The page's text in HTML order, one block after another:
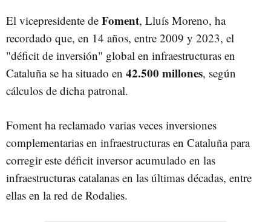
El vicepresidente de Foment, Lluís Moreno, ha
recordado que, en 14 años, entre 2009 y 2023, el
"déficit de inversión" global en infraestructuras en
Cataluña se ha situado en 42.500 millones, según
cálculos de dicha patronal.
Foment ha reclamado varias veces inversiones
complementarias en infraestructuras en Cataluña para
corregir este déficit inversor acumulado en las
infraestructuras catalanas en las últimas décadas, entre
ellas en la red de Rodalies.